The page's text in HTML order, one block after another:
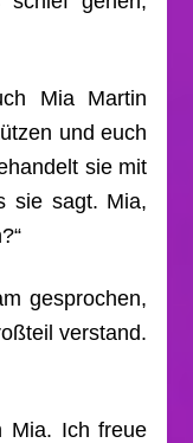
Mia Martin
und euch
sie mit
sie sagt. Mia,
gesprochen,
verstand.
Ich freue